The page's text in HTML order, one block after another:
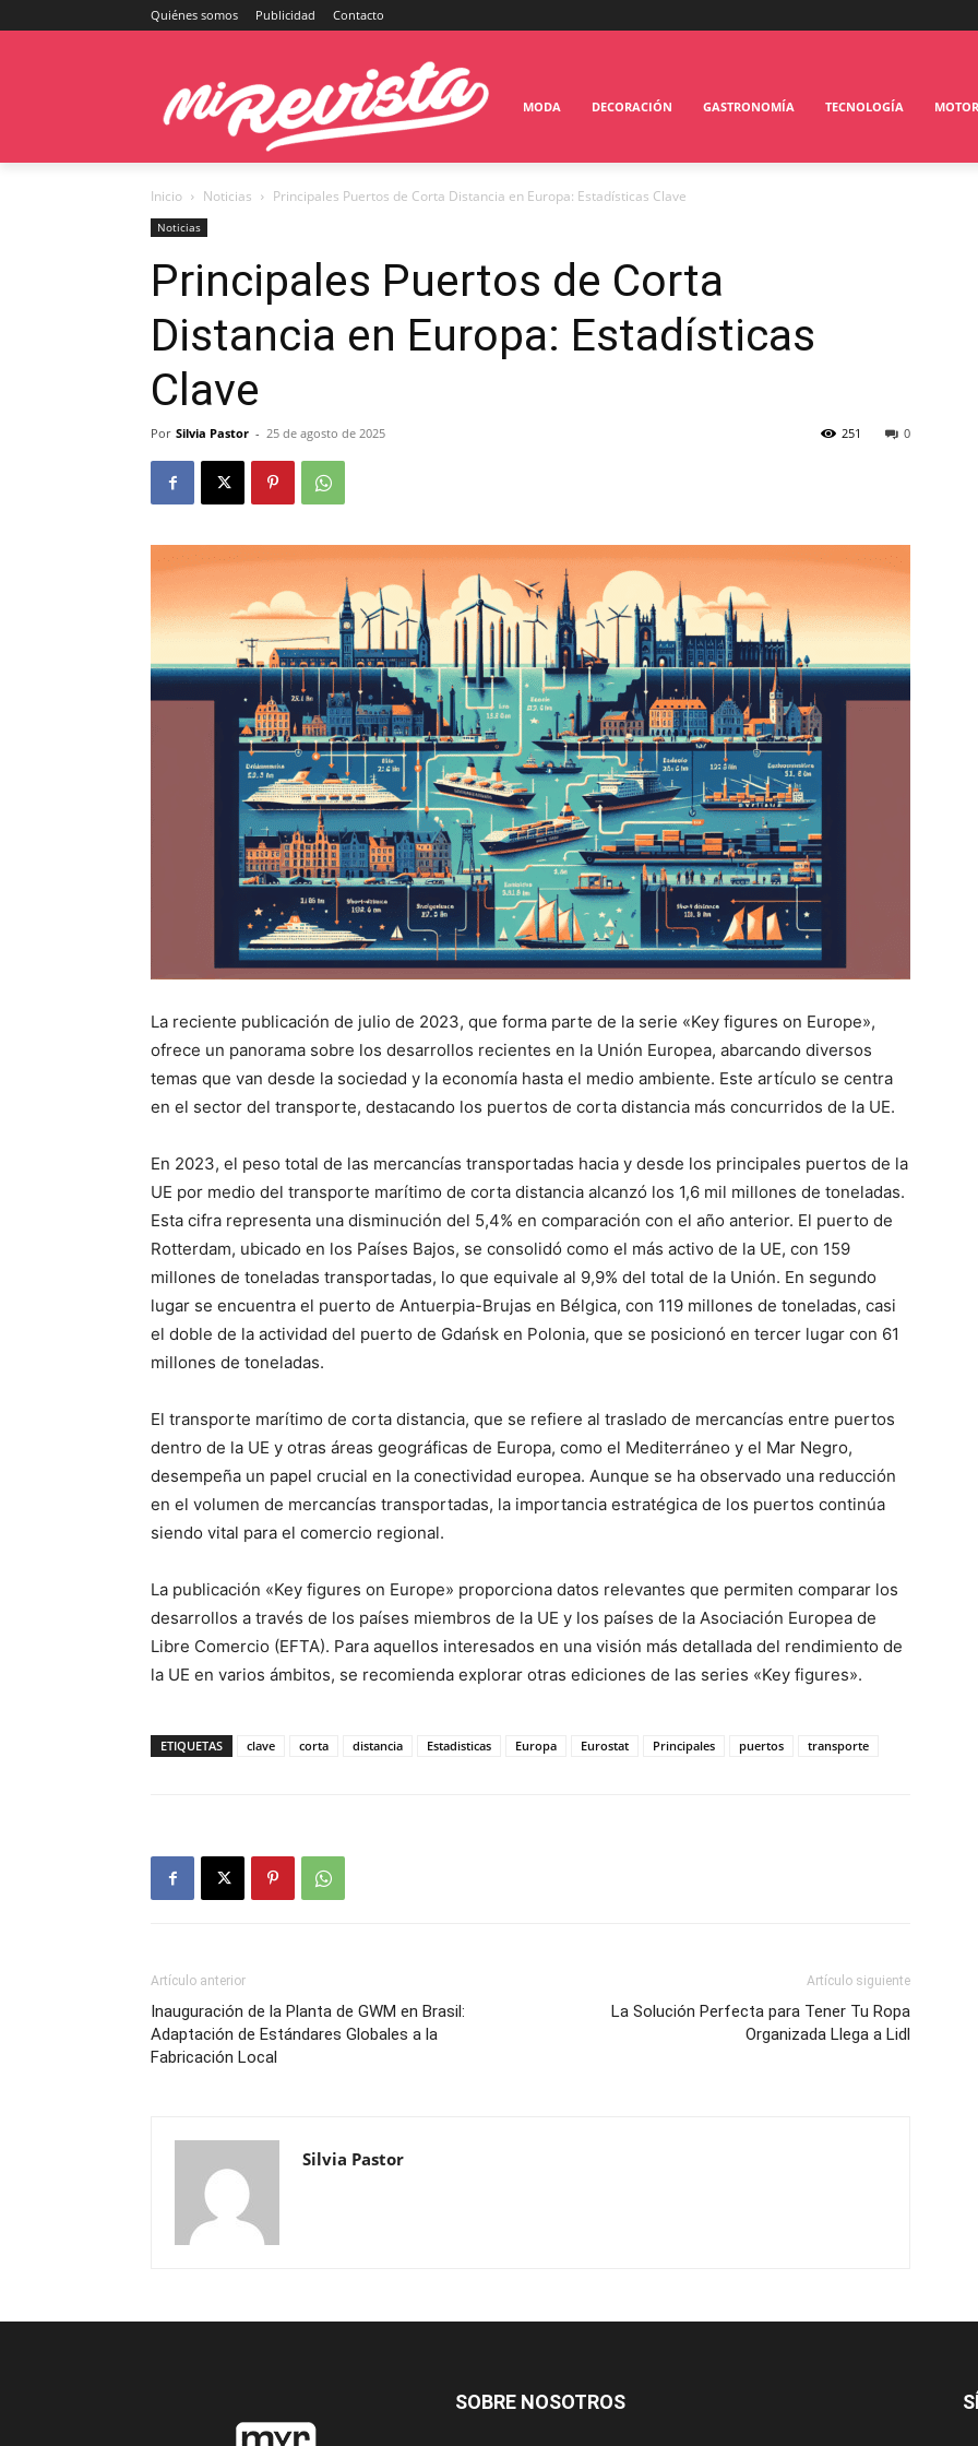
Quiénes somos Publicidad Contacto
MODA DECORACIÓN GASTRONOMÍA TECNOLOGÍA MOTOR
Inicio Noticias Principales Puertos de Corta Distancia en Europa: Estadísticas Clave
Noticias
Principales Puertos de Corta
Distancia en Europa: Estadísticas
Clave
Por Silvia Pastor - 25 de agosto de 2025 0
251
La reciente publicación de julio de 2023, que forma parte de la serie «Key figures on Europe»,
ofrece un panorama sobre los desarrollos recientes en la Unión Europea, abarcando diversos
temas que van desde la sociedad y la economía hasta el medio ambiente. Este artículo se centra
en el sector del transporte, destacando los puertos de corta distancia más concurridos de la UE.
En 2023, el peso total de las mercancías transportadas hacia y desde los principales puertos de la
UE por medio del transporte marítimo de corta distancia alcanzó los 1,6 mil millones de toneladas.
Esta cifra representa una disminución del 5,4% en comparación con el año anterior. El puerto de
Rotterdam, ubicado en los Países Bajos, se consolidó como el más activo de la UE, con 159
millones de toneladas transportadas, lo que equivale al 9,9% del total de la Unión. En segundo
lugar se encuentra el puerto de Antuerpia-Brujas en Bélgica, con 119 millones de toneladas, casi
el doble de la actividad del puerto de Gdańsk en Polonia, que se posicionó en tercer lugar con 61
millones de toneladas.
El transporte marítimo de corta distancia, que se refiere al traslado de mercancías entre puertos
dentro de la UE y otras áreas geográficas de Europa, como el Mediterráneo y el Mar Negro,
desempeña un papel crucial en la conectividad europea. Aunque se ha observado una reducción
en el volumen de mercancías transportadas, la importancia estratégica de los puertos continúa
siendo vital para el comercio regional.
La publicación «Key figures on Europe» proporciona datos relevantes que permiten comparar los
desarrollos a través de los países miembros de la UE y los países de la Asociación Europea de
Libre Comercio (EFTA). Para aquellos interesados en una visión más detallada del rendimiento de
la UE en varios ámbitos, se recomienda explorar otras ediciones de las series «Key figures».
ETIQUETAS clave corta distancia Estadisticas Europa Eurostat Principales puertos transporte
Artículo anterior
Inauguración de la Planta de GWM en Brasil:
Adaptación de Estándares Globales a la
Fabricación Local
Artículo siguiente
La Solución Perfecta para Tener Tu Ropa
Organizada Llega a Lidl
Silvia Pastor
SOBRE NOSOTROS